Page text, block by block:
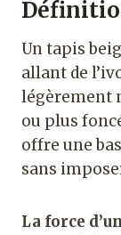
Un tapis
allant de
légèrement
ou plus
offre une
sans
La force